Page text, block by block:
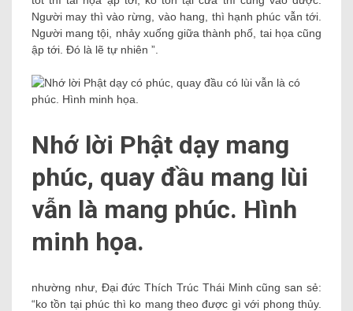
Người may thì vào rừng, vào hang, thì hạnh phúc vẫn tới.
Người mang tội, nhảy xuống giữa thành phố, tai họa cũng
ập tới. Đó là lẽ tự nhiên ”.
Nhớ lời Phật dạy mang
phúc, quay đầu mang lùi
vẫn là mang phúc. Hình
minh họa.
nhường như, Đại đức Thích Trúc Thái Minh cũng san sẻ:
“ko tồn tại phúc thì ko mang theo được gì với phong thủy.